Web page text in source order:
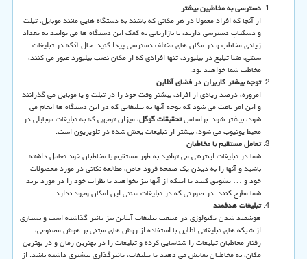
دسترسی به مخاطبین بیشتر
از آنجا که افراد معمولا در هر مکانی که باشند به دستگاه هایی مانند موبایل، تبلت
و دسکتاپ دسترسی دارند، با بازاریابی به کمک این دستگاه ها می توانید به تعداد
زیادی مخاطب و در مکان های مختلف دسترسی پیدا کنید. حال آنکه در تبلیغات
سنتی، مثلا تبلیغ در بیلبورد، تنها افرادی که از مکان نصب بیلبورد عبور می کنند،
مخاطب شما خواهند بود.
توجه بیشتر کاربران در فضای آنلاین
امروزه، درصد زیادی از افراد، بیشتر وقت خود را در تبلت و یا موبایل می گذرانند
و این امر باعث می شود که توجه آنها به تبلیغاتی که در این دستگاه ها انجام می
شود، بیشتر شود. براساستحقیقات گوگل، میزان توجهی که به تبلیغات موبایلی در
محیط یوتیوب می شود، بیشتر از تبلیغات پخش شده در تلویزیون است.
تعامل مستقیم با مخاطبان
شما در تبلیغات اینترنتی می توانید به طور مستقیم با مخاطبان خود تعامل داشته
باشید و آنها را به دیدن یک صفحه فرود خاص، مطالعه نکاتی در مورد محصولات
خود و … تشویق کنید یا اینکه از آنها نیز بخواهید تا نظرات خود را در مورد برند
شما مطرح کنند. در صورتی که در تبلیغات سنتی این امکان وجود ندارد.
تبلیغات هدفمند
هوشمند شدن تکنولوژی در صنعت تبلیغات آنلاین نیز تاثیر گذاشته است و بسیاری
از شبکه های تبلیغاتی آنلاین با استفاده از روش های مبتنی بر هوش مصنوعی،
رفتار مخاطبان تبلیغات را شناسایی کرده و تبلیغات را در بهترین زمان و در بهترین
مکان، به مخاطبان نمایش می دهند تا تبلیغات، تاثیرگذاری بیشتری داشته باشد. از